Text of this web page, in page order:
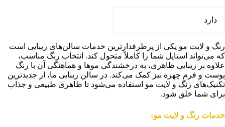
دارد
رنگ و لایت مو یکی از پرطرفدارترین خدمات سالن‌های زیبایی است
که می‌تواند استایل شما را کاملاً متحول کند. انتخاب رنگ مناسب،
علاوه بر زیبایی ظاهری، به درخشندگی موها و هماهنگی آن با رنگ
پوست و فرم چهره نیز کمک می‌کند. در سالن زیبایی ما، از جدیدترین
تکنیک‌های رنگ و لایت مو استفاده می‌شود تا ظاهری طبیعی و جذاب
برای شما خلق شود.
خدمات رنگ و لایت مو: